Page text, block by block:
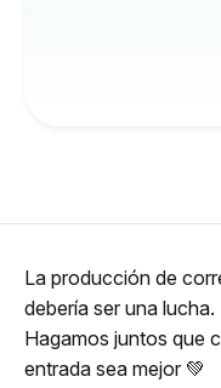
La producción de
debería ser una lucha.
Hagamos juntos que
entrada sea mejor 💚